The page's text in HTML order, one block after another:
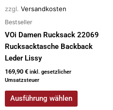
zzgl. Versandkosten
Bestseller
VOi Damen Rucksack 22069
Rucksacktasche Backback
Leder Lissy
169,90 € inkl. gesetzlicher
Umsatzsteuer
Ausführung wählen
Produktseite
gewählt
werden